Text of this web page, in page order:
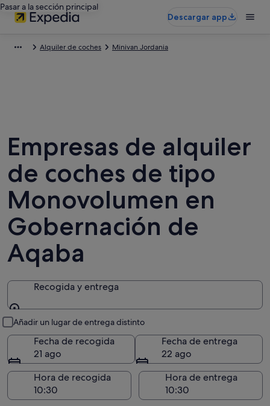
Pasar a la sección principal
Descargar app
Alquiler de coches Minivan Jordania
Empresas de alquiler
de coches de tipo
Monovolumen en
Gobernación de
Aqaba
Recogida y entrega
Añadir un lugar de entrega distinto
Fecha de recogida
21 ago
Fecha de entrega
22 ago
Hora de recogida
Hora de entrega